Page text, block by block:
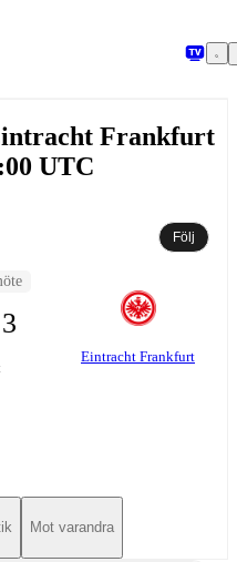
Frankfurt
UTC
Följ
Eintracht Frankfurt
Mot varandra